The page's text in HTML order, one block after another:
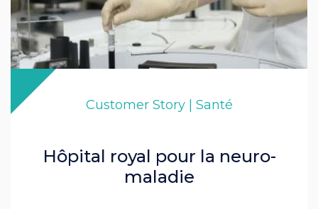
Customer Story | Santé
Hôpital royal pour la neuro-
maladie